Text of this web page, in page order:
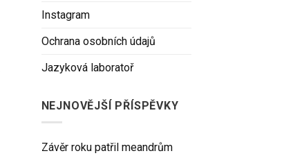
Instagram
Ochrana osobních údajů
Jazyková laboratoř
NEJNOVĚJŠÍ PŘÍSPĚVKY
Závěr roku patřil meandrům